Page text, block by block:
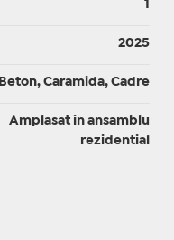
1
2025
Beton, Caramida, Cadre
Amplasat in ansamblu
rezidential